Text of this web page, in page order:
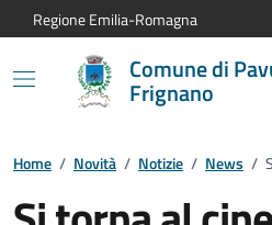
Vai al contenuto principale
Vai alla navigazione del sito
Vai al piede di pagina
Regione Emilia-Romagna
Comune di
Frignano
Home / Novità / Notizie / News /